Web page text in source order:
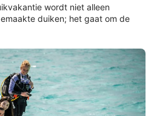
wordt niet alleen
duiken; het gaat om de